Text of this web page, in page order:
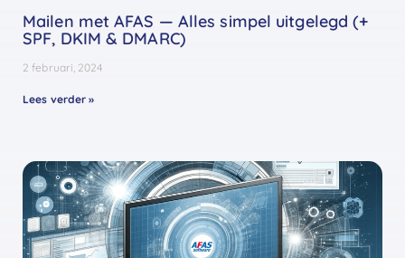
Mailen met AFAS — Alles simpel uitgelegd (+
SPF, DKIM & DMARC)
2 februari, 2024
Lees verder »